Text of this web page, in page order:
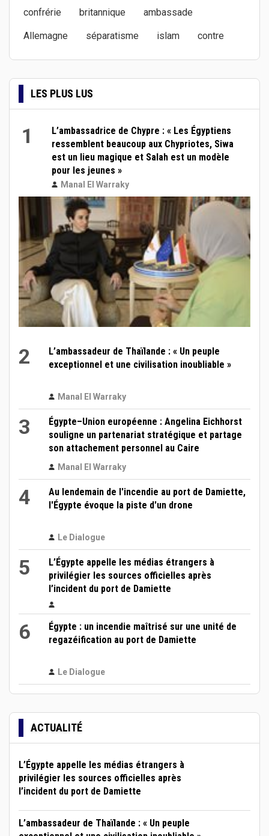
confrérie britannique ambassade
Allemagne séparatisme islam contre
LES PLUS LUS
1
L’ambassadrice de Chypre : « Les Égyptiens
ressemblent beaucoup aux Chypriotes, Siwa
est un lieu magique et Salah est un modèle
pour les jeunes »
Manal El Warraky
2
L’ambassadeur de Thaïlande : « Un peuple
exceptionnel et une civilisation inoubliable »
Manal El Warraky
3
Égypte–Union européenne : Angelina Eichhorst
souligne un partenariat stratégique et partage
son attachement personnel au Caire
Manal El Warraky
4
Au lendemain de l'incendie au port de Damiette,
l'Égypte évoque la piste d'un drone
Le Dialogue
5
L’Égypte appelle les médias étrangers à
privilégier les sources officielles après
l’incident du port de Damiette
6
Égypte : un incendie maîtrisé sur une unité de
regazéification au port de Damiette
Le Dialogue
ACTUALITÉ
L’Égypte appelle les médias étrangers à
privilégier les sources officielles après
l’incident du port de Damiette
L’ambassadeur de Thaïlande : « Un peuple